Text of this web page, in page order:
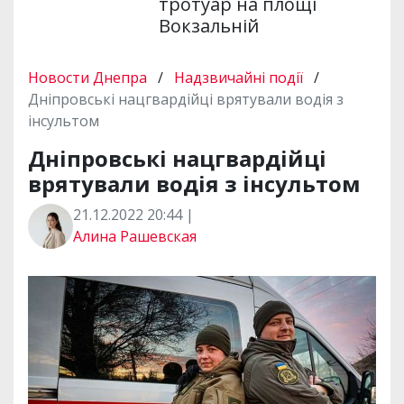
Вокзальній
Новости Днепра / Надзвичайні події /
Дніпровські нацгвардійці врятували водія з
інсультом
Дніпровські нацгвардійці
врятували водія з інсультом
21.12.2022 20:44 |
Алина Рашевская